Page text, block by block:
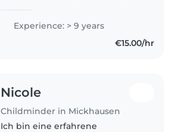
qualified elementary school
teacher in my home country, I
truly enjoy helping children
Experience: > 9 years
€15.00/hr
Nicole
Childminder in Mickhausen
Ich bin eine erfahrene